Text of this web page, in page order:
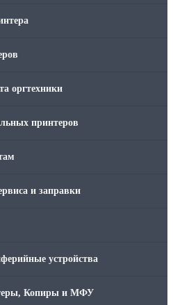
оргтехники
принтеров
и заправки
устройства
Копиры и МФУ